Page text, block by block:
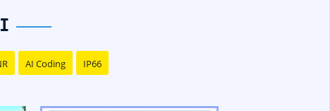
hàng của bạn. Nếu có bất kỳ yêu cầu hay
AI Coding IP66